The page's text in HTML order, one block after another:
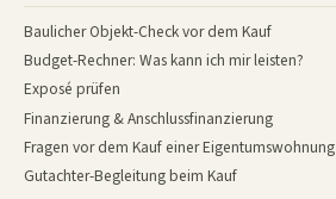
Baulicher Objekt-Check vor dem Kauf
Budget-Rechner: Was kann ich mir leisten?
Exposé prüfen
Finanzierung & Anschlussfinanzierung
Fragen vor dem Kauf einer Eigentumswohnung
Gutachter-Begleitung beim Kauf